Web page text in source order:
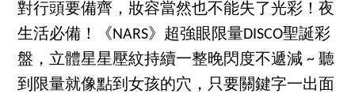
對行頭要備齊，妝容當然也不能失了光彩！夜
生活必備！《NARS》超強眼限量DISCO聖誕彩
盤，立體星星壓紋持續一整晚閃度不遞減 ~ 聽
到限量就像點到女孩的穴，只要關鍵字一出面